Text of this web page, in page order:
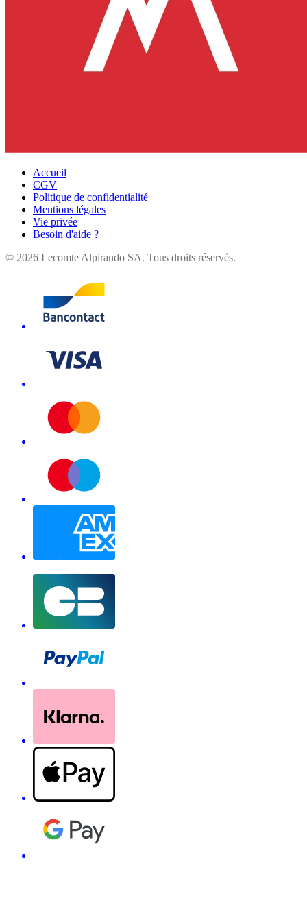
Accueil
CGV
Politique de confidentialité
Mentions légales
Vie privée
Besoin d'aide ?
© 2026 Lecomte Alpirando SA. Tous droits réservés.